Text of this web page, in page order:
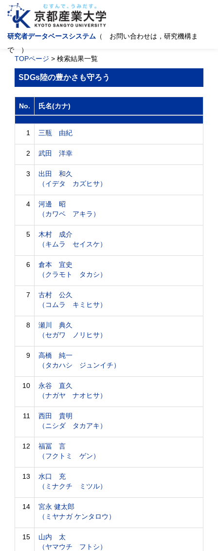
研究者データベースシステム （ お問い合わせは，研究機構ま
で ）
TOPページ > 検索結果一覧
SDGs陸の豊かさも守ろう
No. 氏名(カナ)
1 三瓶 由紀
2 武田 洋幸
3
出田 和久
（イデタ カズヒサ）
4
河邊 昭
（カワベ アキラ）
5
木村 成介
（キムラ セイスケ）
6
倉本 宜史
（クラモト タカシ）
7
古村 公久
（コムラ キミヒサ）
8
瀬川 典久
（セガワ ノリヒサ）
9
高橋 純一
（タカハシ ジュンイチ）
10
永谷 直久
（ナガヤ ナオヒサ）
11
西田 貴明
（ニシダ タカアキ）
12
福冨 言
（フクトミ ゲン）
13
水口 充
（ミナクチ ミツル）
14
宮永 健太郎
（ミヤナガ ケンタロウ）
15
山内 太
（ヤマウチ フトシ）